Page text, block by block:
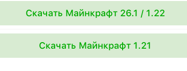
Скачать Майнкрафт 26.1 / 1.22
Скачать Майнкрафт 1.21